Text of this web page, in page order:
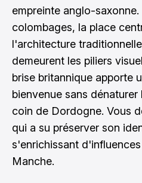
empreinte anglo-saxonne.
colombages, la place
l'architecture
demeurent les piliers
brise britannique apporte
bienvenue sans
coin de Dordogne. Vous
qui a su préserver son
s'enrichissant
Manche.